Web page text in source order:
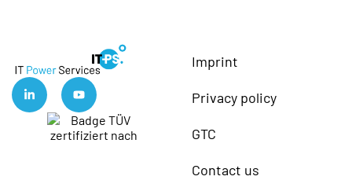
Imprint
Privacy policy
GTC
Contact us